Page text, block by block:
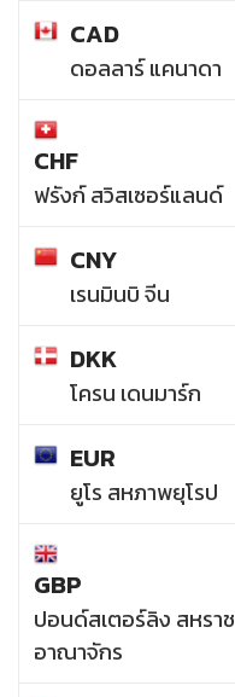
CAD
ดอลลาร์ แคนาดา
CHF
ฟรังก์ สวิสเซอร์แลนด์
CNY
เรนมินบิ จีน
DKK
โครน เดนมาร์ก
EUR
ยูโร สหภาพยุโรป
GBP
ปอนด์สเตอร์ลิง สหราช
อาณาจักร